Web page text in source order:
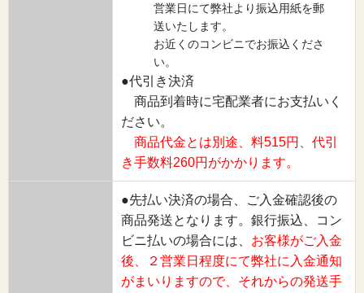
営業日にて弊社より振込用紙を郵
送いたします。
お近くのコンビニでお振込くださ
い。
●代引き決済
商品到着時に宅配業者にお支払いく
ださい。
商品代金とは別途、料515円、代引
き手数料260円がかかります。
●先払い決済の場合、ご入金確認後の
商品発送となります。銀行振込、コン
ビニ払いの場合には、 お客様がご入金
後、２営業日程度にて弊社に入金通知
がまいりますので、それからの発送手